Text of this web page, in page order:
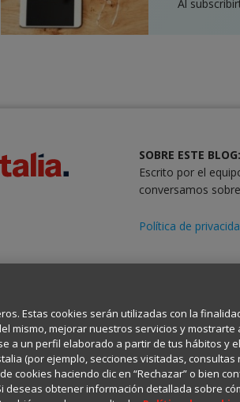
Al
SOBRE ESTE BLOG:
Escrito por el
conversamos
Política de
Todos los
Estas cookies serán utilizadas con la
mismo, mejorar nuestros servicios y
a un perfil elaborado a partir de tus hábitos y
(por ejemplo, secciones visitadas, consultas
cookies haciendo clic en “Rechazar” o bien
deseas obtener información detallada sobre